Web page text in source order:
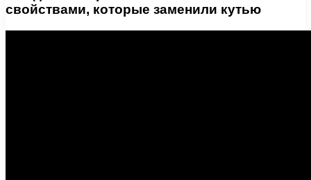
свойствами, которые заменили кутью